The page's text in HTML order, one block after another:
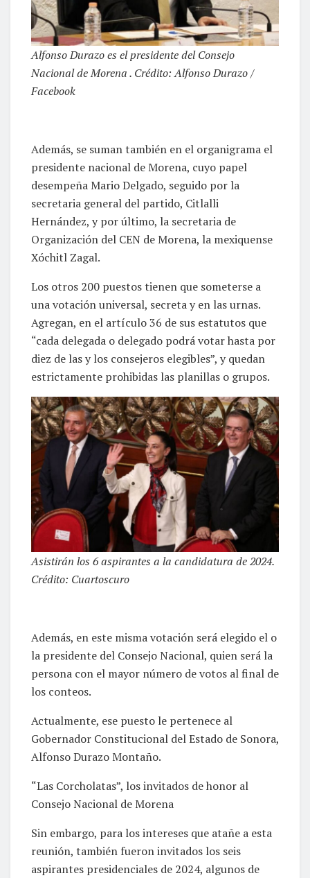
Alfonso Durazo es el presidente del Consejo
Nacional de Morena . Crédito: Alfonso Durazo /
Facebook
Además, se suman también en el organigrama el
presidente nacional de Morena, cuyo papel
desempeña Mario Delgado, seguido por la
secretaria general del partido, Citlalli
Hernández, y por último, la secretaria de
Organización del CEN de Morena, la mexiquense
Xóchitl Zagal.
Los otros 200 puestos tienen que someterse a
una votación universal, secreta y en las urnas.
Agregan, en el artículo 36 de sus estatutos que
“cada delegada o delegado podrá votar hasta por
diez de las y los consejeros elegibles”, y quedan
estrictamente prohibidas las planillas o grupos.
Asistirán los 6 aspirantes a la candidatura de 2024.
Crédito: Cuartoscuro
Además, en este misma votación será elegido el o
la presidente del Consejo Nacional, quien será la
persona con el mayor número de votos al final de
los conteos.
Actualmente, ese puesto le pertenece al
Gobernador Constitucional del Estado de Sonora,
Alfonso Durazo Montaño.
“Las Corcholatas”, los invitados de honor al
Consejo Nacional de Morena
Sin embargo, para los intereses que atañe a esta
reunión, también fueron invitados los seis
aspirantes presidenciales de 2024, algunos de